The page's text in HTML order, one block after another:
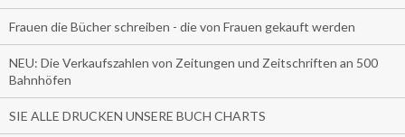
Frauen die Bücher schreiben - die von Frauen gekauft werden
NEU: Die Verkaufszahlen von Zeitungen und Zeitschriften an 500
Bahnhöfen
SIE ALLE DRUCKEN UNSERE BUCH CHARTS